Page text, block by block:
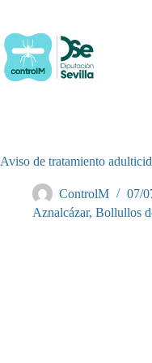
contenido
Aviso de tratamiento
ControlM
07/
Aznalcázar, Bollullos